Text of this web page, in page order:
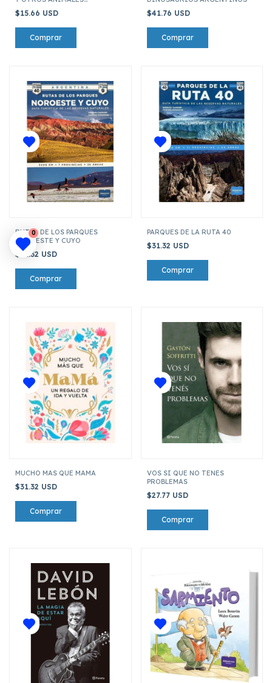
$15.66 USD $41.76 USD
RUTAS DE LOS PARQUES
NOROESTE Y CUYO
$31.32 USD
PARQUES DE LA RUTA 40
$31.32 USD
MUCHO MAS QUE MAMA
$31.32 USD
VOS SI QUE NO TENES
PROBLEMAS
$27.77 USD
0